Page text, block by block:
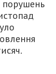
порушень